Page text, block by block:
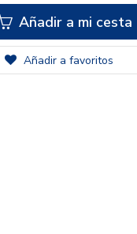
Añadir a mi cesta
Añadir a favoritos